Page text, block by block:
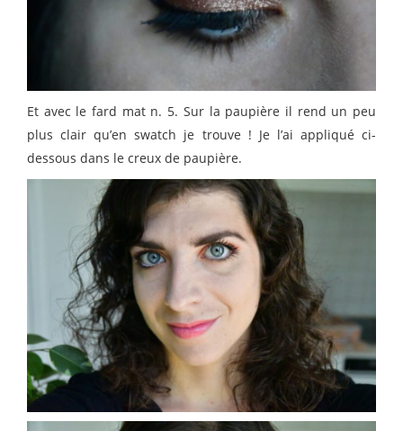
Et avec le fard mat n. 5. Sur la paupière il rend un peu
plus clair qu’en swatch je trouve ! Je l’ai appliqué ci-
dessous dans le creux de paupière.